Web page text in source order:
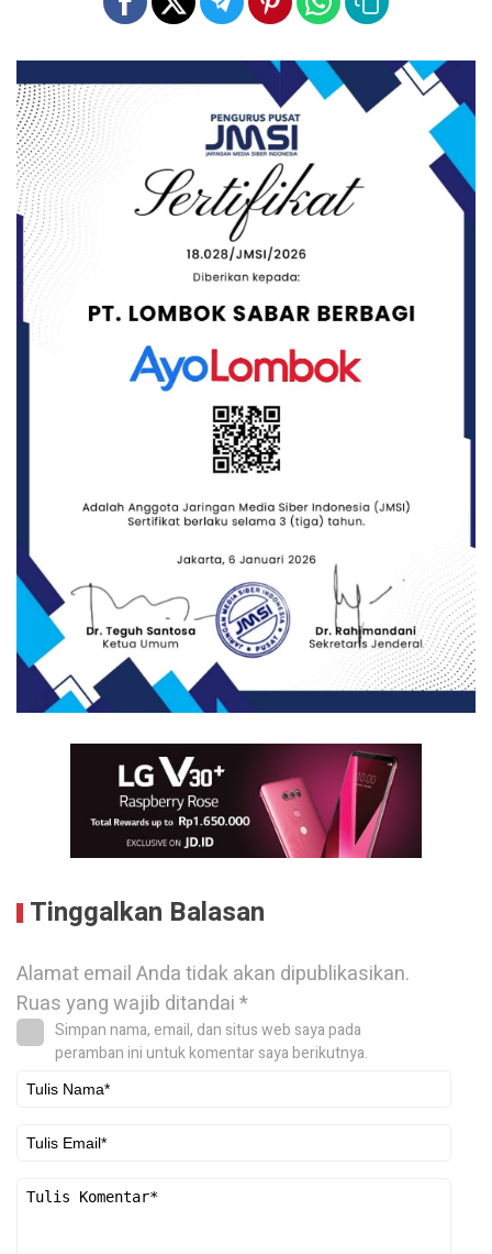
Tinggalkan Balasan
Alamat email Anda tidak akan dipublikasikan.
Ruas yang wajib ditandai*
Simpan nama, email, dan situs web saya pada
peramban ini untuk komentar saya berikutnya.